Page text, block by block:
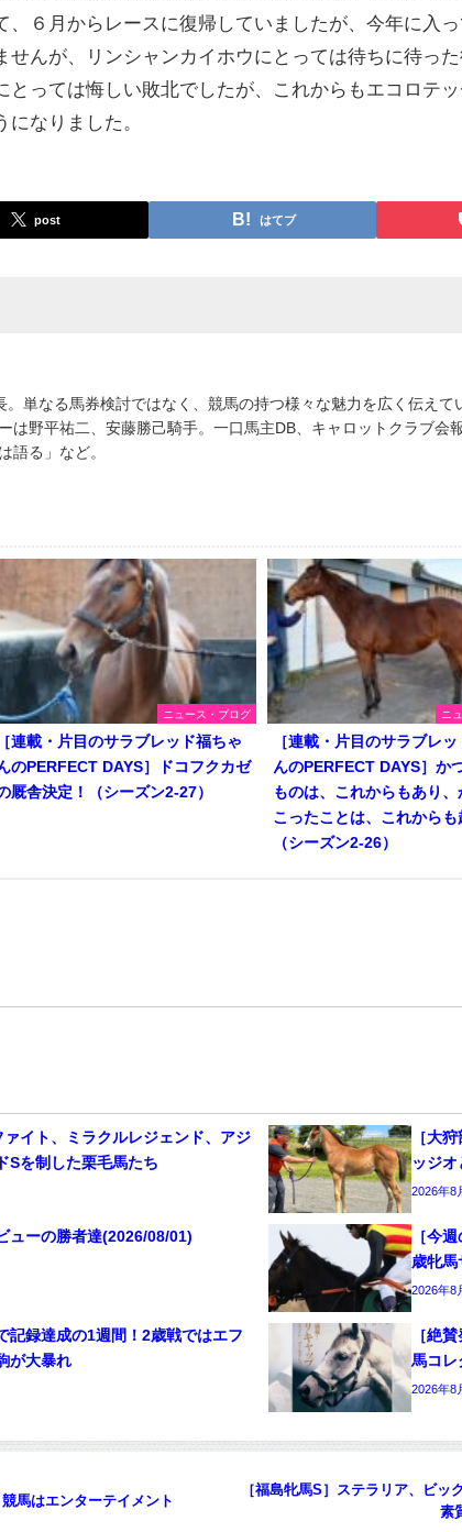
、６月からレースに復帰していましたが、今年に入
せんが、リンシャンカイホウにとっては待ちに待っ
とっては悔しい敗北でしたが、これからもエコロテ
なりました。
post はてブ
。単なる馬券検討ではなく、競馬の持つ様々な魅力を広く伝え
は野平祐二、安藤勝己騎手。一口馬主DB、キャロットクラブ会
語る」など。
ニュース・ブログ
［連載・片目のサラブレッド福ちゃ
のPERFECT DAYS］ドコフクカゼ
厩舎決定！（シーズン2-27）
ニ
［連載・片目のサラブレ
んのPERFECT DAYS］か
ものは、これからもあり、
こったことは、これからも
（シーズン2-26）
ァイト、ミラクルレジェンド、アジ
Sを制した栗毛馬たち
［大狩
ッジオ
2026年8
ューの勝者達(2026/08/01)
［今週
歳牝馬
2026年8
記録達成の1週間！2歳戦ではエフ
が大暴れ
［絶
馬コレ
2026年8
馬はエンターテイメント
［福島牝馬S］ステラリア、ビ
素